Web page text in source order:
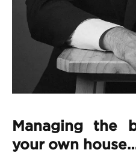
Managing the
your own